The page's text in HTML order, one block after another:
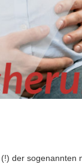
der sogenannten